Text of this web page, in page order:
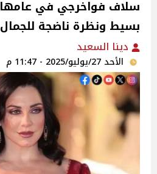
بسيط ونظرة ناضجة للجمال
دينا السعيد
الأحد 27/يوليو/2025 - 11:47 م